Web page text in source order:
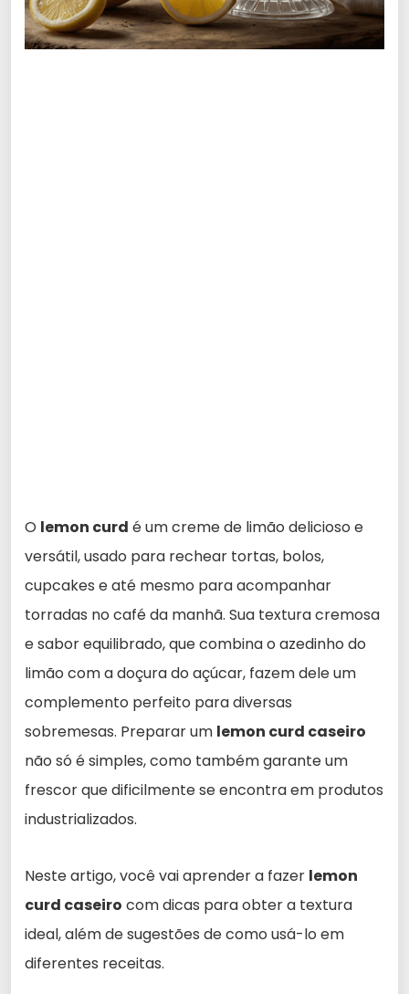
O lemon curd é um creme de limão delicioso e
versátil, usado para rechear tortas, bolos,
cupcakes e até mesmo para acompanhar
torradas no café da manhã. Sua textura cremosa
e sabor equilibrado, que combina o azedinho do
limão com a doçura do açúcar, fazem dele um
complemento perfeito para diversas
sobremesas. Preparar um lemon curd caseiro
não só é simples, como também garante um
frescor que dificilmente se encontra em produtos
industrializados.
Neste artigo, você vai aprender a fazer lemon
curd caseiro com dicas para obter a textura
ideal, além de sugestões de como usá-lo em
diferentes receitas.